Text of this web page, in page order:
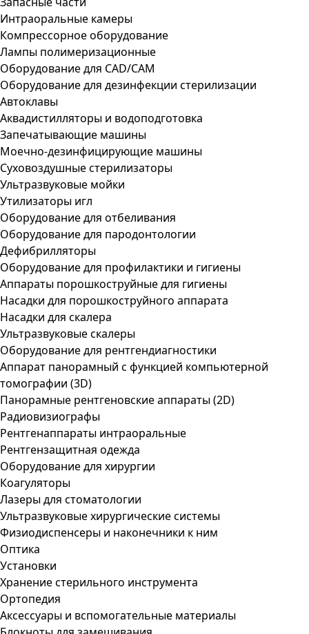
Интраоральные камеры
Компрессорное оборудование
Лампы полимеризационные
Оборудование для CAD/CAM
Оборудование для дезинфекции стерилизации
Автоклавы
Аквадистилляторы и водоподготовка
Запечатывающие машины
Моечно-дезинфицирующие машины
Суховоздушные стерилизаторы
Ультразвуковые мойки
Утилизаторы игл
Оборудование для отбеливания
Оборудование для пародонтологии
Дефибрилляторы
Оборудование для профилактики и гигиены
Аппараты порошкоструйные для гигиены
Насадки для порошкоструйного аппарата
Насадки для скалера
Ультразвуковые скалеры
Оборудование для рентгендиагностики
Аппарат панорамный с функцией компьютерной
томографии (3D)
Панорамные рентгеновские аппараты (2D)
Радиовизиографы
Рентгенаппараты интраоральные
Рентгензащитная одежда
Оборудование для хирургии
Коагуляторы
Лазеры для стоматологии
Ультразвуковые хирургические системы
Физиодиспенсеры и наконечники к ним
Оптика
Установки
Хранение стерильного инструмента
Ортопедия
Аксессуары и вспомогательные материалы